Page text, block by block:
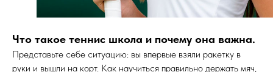
Что такое теннис школа и почему она важна.
Представьте себе ситуацию: вы впервые взяли ракетку в
руки и вышли на корт. Как научиться правильно держать мяч,